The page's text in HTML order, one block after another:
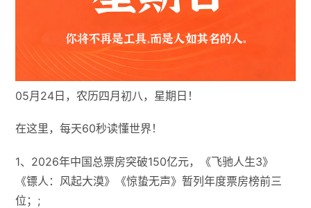
05月24日，农历四月初八，星期日！
在这里，每天60秒读懂世界！
1、2026年中国总票房突破150亿元，《飞驰人生3》
《镖人：风起大漠》《惊蛰无声》暂列年度票房榜前三
位；;